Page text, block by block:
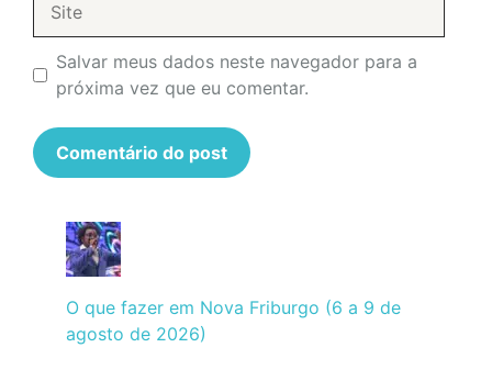
Salvar meus dados neste navegador para a
próxima vez que eu comentar.
O que fazer em Nova Friburgo (6 a 9 de
agosto de 2026)